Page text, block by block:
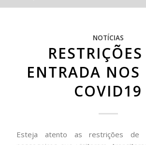
NOTÍCIAS
ENTRADA NOS
COVID19
Esteja atento as restrições de